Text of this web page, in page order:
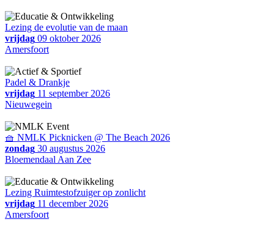
Lezing de evolutie van de maan
vrijdag 09 oktober 2026
Amersfoort
Padel & Drankje
vrijdag 11 september 2026
Nieuwegein
🧺 NMLK Picknicken @ The Beach 2026
zondag 30 augustus 2026
Bloemendaal Aan Zee
Lezing Ruimtestofzuiger op zonlicht
vrijdag 11 december 2026
Amersfoort